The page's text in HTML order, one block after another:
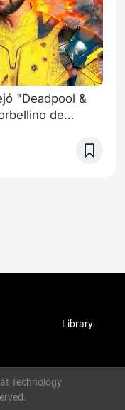
"Deadpool &
de
de
y
Library
Technology